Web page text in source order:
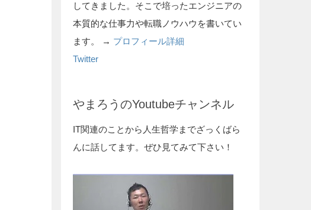
してきました。そこで培ったエンジニアの
本質的な仕事力や転職ノウハウを書いてい
ます。 → プロフィール詳細
Twitter
やまろうのYoutubeチャンネル
IT関連のことから人生哲学までざっくばら
んに話してます。ぜひ見てみて下さい！